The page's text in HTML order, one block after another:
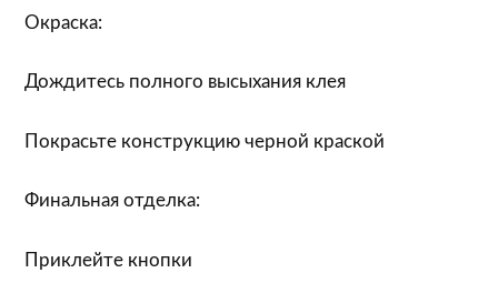
Окраска:
Дождитесь полного высыхания клея
Покрасьте конструкцию черной краской
Финальная отделка:
Приклейте кнопки